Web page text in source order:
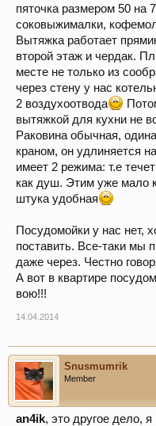
пяточка размером 50 на
соковыжималки,
Вытяжка работает
второй этаж и чердак.
месте не только из
через стену у нас
2 воздухоотвода
вытяжкой для кухни не
Раковина обычная,
краном, он удлиняется
имеет 2 режима: т.е
как душ. Этим уже мало
штука удобная
Посудомойки у нас нет,
поставить. Все-таки мы
даже через. Честно
А вот в квартире
вою!!!
14.04.2014
Snusmumrik
Member
an4ik, это другое дело,